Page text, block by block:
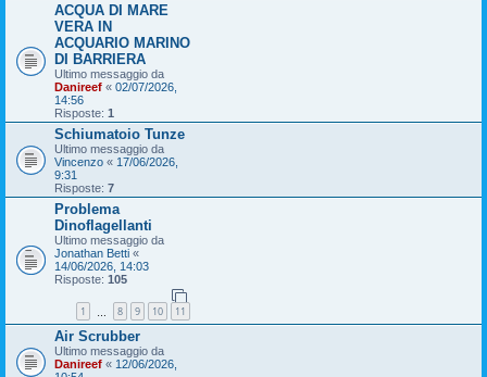
ACQUA DI MARE
VERA IN
ACQUARIO MARINO
DI BARRIERA
Ultimo messaggio da
Danireef « 02/07/2026,
14:56
Risposte: 1
Schiumatoio Tunze
Ultimo messaggio da
Vincenzo « 17/06/2026,
9:31
Risposte: 7
Problema
Dinoflagellanti
Ultimo messaggio da
Jonathan Betti «
14/06/2026, 14:03
Risposte: 105
1 8 9 10 11
Air Scrubber
Ultimo messaggio da
Danireef « 12/06/2026,